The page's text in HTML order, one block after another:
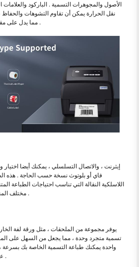
الأصول والمجوهرات التسمية . الباركود والعلامات
نقل الحرارة يمكن أن تقاوم التشوهات
مما يدل على مقاومة ممتازة للتآكل و يتلاشى .
فاي أو بلوتوث نسخة حسب الحاجة . هذه
اللاسلكية النقالة التي تناسب احتياجات الطباعة
مختلف المناطق المكتبية أو عند الخروج .
تسمية متجرد وحدة ، مما يجعل من السهل على
واحدة يمكنك طباعة التسمية الخاصة بك
على المنتج أو التعبئة والتغليف .